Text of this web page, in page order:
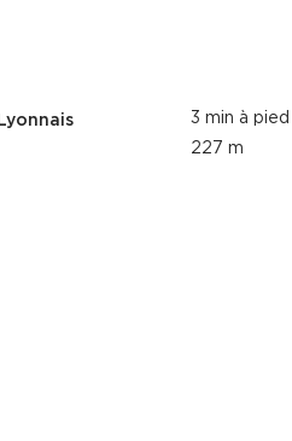
3 min à pied
227 m